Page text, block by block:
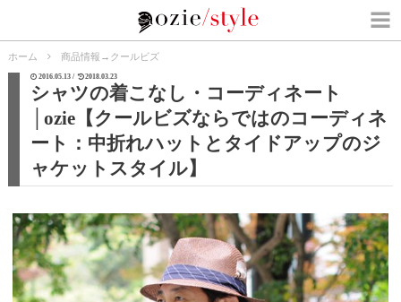
ホーム 商品情報 → クールビズ
2016.05.13 / 2018.03.23
シャツの着こなし・コーディネート
│ozie【クールビズならではのコーディネ
ート：中折れハットとタイドアップのジ
ャケットスタイル】